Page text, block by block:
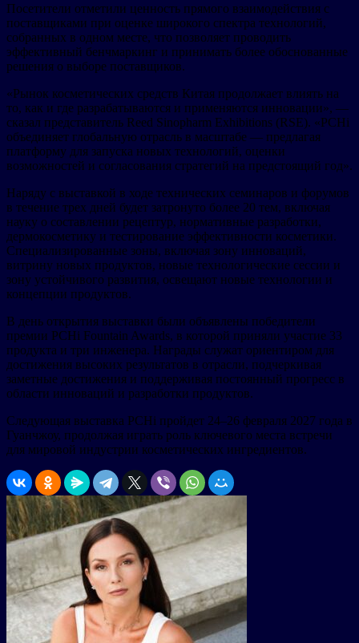
Посетители отметили ценность прямого взаимодействия с
поставщиками при оценке широкого спектра технологий,
собранных в одном месте, что позволяет проводить
эффективный бенчмаркинг и принимать более обоснованные
решения о выборе поставщиков.
«Рынок косметических средств Китая продолжает влиять на
то, как и где разрабатываются и применяются инновации», —
сказал представитель Reed Sinopharm Exhibitions (RSE). «PCHi
объединяет глобальную отрасль в масштабе — предлагая
платформу для запуска новых технологий, оценки
возможностей и согласования стратегий на предстоящий год».
Наряду с выставкой в ходе технических семинаров и форумов
в течение трех дней будет затронуто более 20 тем, включая
науку о составлении рецептур, нормативные разработки,
дермокосметику и тестирование эффективности косметики.
Специализированные зоны, включая зону инноваций,
витрину новых продуктов, новые технологические сессии и
зону устойчивого развития, освещают новые технологии и
концепции продуктов.
В день открытия выставки были объявлены победители
премии PCHi Fountain Awards, в которой приняли участие 33
продукта и три инженера. Награды служат ориентиром для
достижения высоких результатов в отрасли, подчеркивая
заметные достижения и поддерживая постоянный прогресс в
области инноваций и разработки продуктов.
Следующая выставка PCHi пройдет 24–26 февраля 2027 года в
Гуанчжоу, продолжая играть роль ключевого места встречи
для мировой индустрии косметических ингредиентов.